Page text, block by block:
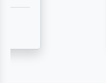
September